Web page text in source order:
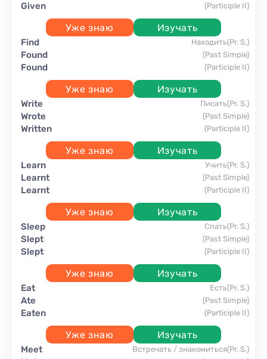
given (Participle II)
Уже знаю Изучать
find находить(Pr. S.)
found (Past Simple)
found (Participle II)
Уже знаю Изучать
write писать(Pr. S.)
wrote (Past Simple)
written (Participle II)
Уже знаю Изучать
learn учить(Pr. S.)
learnt (Past Simple)
learnt (Participle II)
Уже знаю Изучать
sleep спать(Pr. S.)
slept (Past Simple)
slept (Participle II)
Уже знаю Изучать
eat есть(Pr. S.)
ate (Past Simple)
eaten (Participle II)
Уже знаю Изучать
meet встречать / знакомиться(Pr. S.)